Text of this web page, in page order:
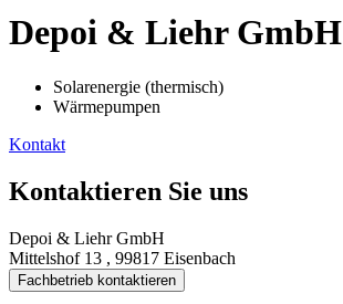
Depoi & Liehr GmbH
Solarenergie (thermisch)
Wärmepumpen
Kontakt
Kontaktieren Sie uns
Depoi & Liehr GmbH
Mittelshof 13 , 99817 Eisenbach
Fachbetrieb kontaktieren